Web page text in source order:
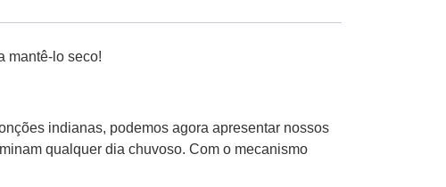
mantê-lo seco!
indianas, podemos agora apresentar nossos
qualquer dia chuvoso. Com o mecanismo